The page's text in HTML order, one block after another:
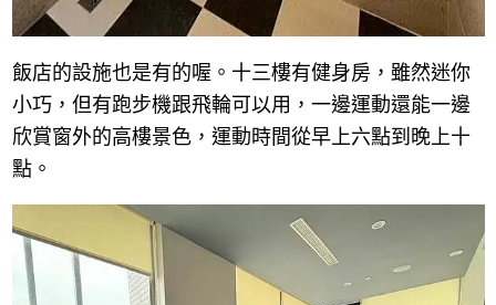
飯店的設施也是有的喔。十三樓有健身房，雖然迷你
小巧，但有跑步機跟飛輪可以用，一邊運動還能一邊
欣賞窗外的高樓景色，運動時間從早上六點到晚上十
點。